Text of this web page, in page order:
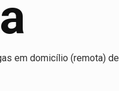
em domicílio (remota) de